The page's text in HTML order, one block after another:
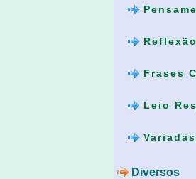
Reflexão
Frases
Leio
Variadas
Diversos